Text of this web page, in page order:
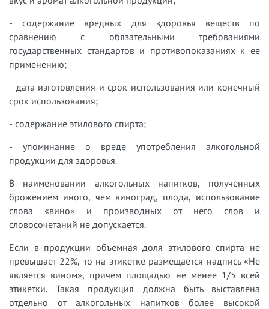
- содержание вредных для здоровья веществ по
сравнению с обязательными требованиями
государственных стандартов и противопоказаниях к ее
применению;
- дата изготовления и срок использования или конечный
срок использования;
- содержание этилового спирта;
- упоминание о вреде употребления алкогольной
продукции для здоровья.
В наименовании алкогольных напитков, полученных
брожением иного, чем виноград, плода, использование
слова «вино» и производных от него слов и
словосочетаний не допускается.
Если в продукции объемная доля этилового спирта не
превышает 22%, то на этикетке размещается надпись «Не
является вином», причем площадью не менее 1/5 всей
этикетки. Такая продукция должна быть выставлена
отдельно от алкогольных напитков более высокой